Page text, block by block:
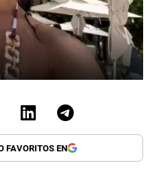
FAVORITOS EN